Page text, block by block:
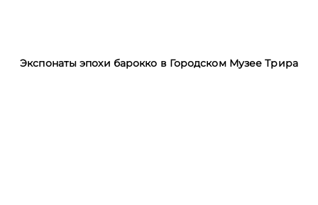
Экспонаты эпохи барокко в Городском Музее Трира